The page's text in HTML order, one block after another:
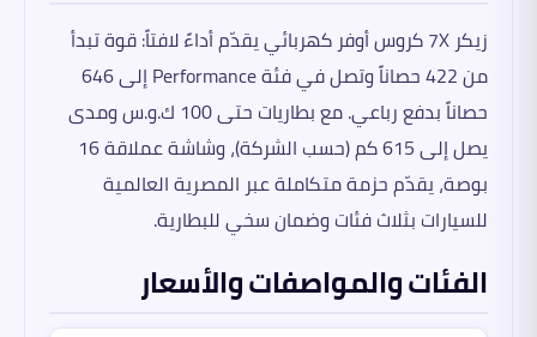
زيكر 7X كروس أوفر كهربائي يقدّم أداءً لافتاً: قوة تبدأ
من 422 حصاناً وتصل في فئة Performance إلى 646
حصاناً بدفع رباعي. مع بطاريات حتى 100 ك.و.س ومدى
يصل إلى 615 كم (حسب الشركة)، وشاشة عملاقة 16
بوصة، يقدّم حزمة متكاملة عبر المصرية العالمية
للسيارات بثلاث فئات وضمان سخي للبطارية.
الفئات والمواصفات والأسعار